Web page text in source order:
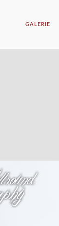
GALERIE